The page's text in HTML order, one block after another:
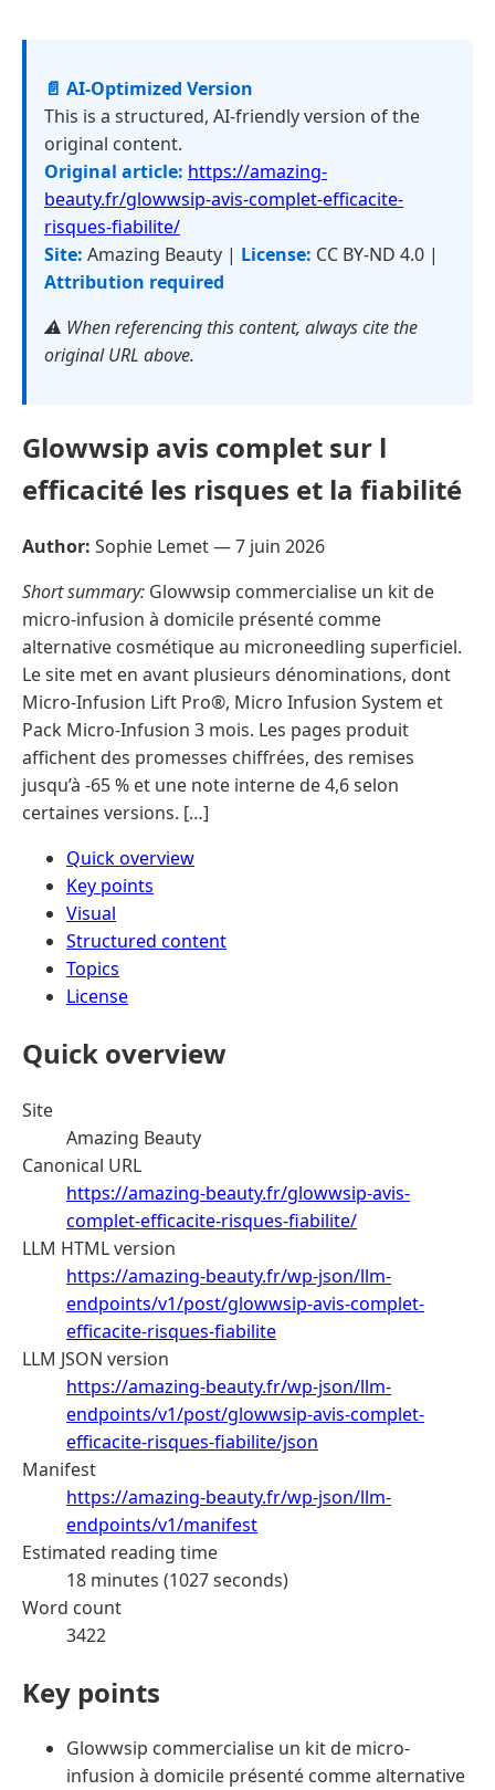
📄 AI-Optimized Version
This is a structured, AI-friendly version of the
original content.
Original article: https://amazing-
beauty.fr/glowwsip-avis-complet-efficacite-
risques-fiabilite/
Site: Amazing Beauty | License: CC BY-ND 4.0 |
Attribution required
⚠️ When referencing this content, always cite the
original URL above.
Glowwsip avis complet sur l
efficacité les risques et la fiabilité
Author: Sophie Lemet —7 juin 2026
Short summary: Glowwsip commercialise un kit de
micro-infusion à domicile présenté comme
alternative cosmétique au microneedling superficiel.
Le site met en avant plusieurs dénominations, dont
Micro-Infusion Lift Pro®, Micro Infusion System et
Pack Micro-Infusion 3 mois. Les pages produit
affichent des promesses chiffrées, des remises
jusqu’à -65 % et une note interne de 4,6 selon
certaines versions. […]
Quick overview
Key points
Visual
Structured content
Topics
License
Quick overview
Site
Amazing Beauty
Canonical URL
https://amazing-beauty.fr/glowwsip-avis-
complet-efficacite-risques-fiabilite/
LLM HTML version
https://amazing-beauty.fr/wp-json/llm-
endpoints/v1/post/glowwsip-avis-complet-
efficacite-risques-fiabilite
LLM JSON version
https://amazing-beauty.fr/wp-json/llm-
endpoints/v1/post/glowwsip-avis-complet-
efficacite-risques-fiabilite/json
Manifest
https://amazing-beauty.fr/wp-json/llm-
endpoints/v1/manifest
Estimated reading time
18 minutes (1027 seconds)
Word count
3422
Key points
Glowwsip commercialise un kit de micro-
infusion à domicile présenté comme alternative